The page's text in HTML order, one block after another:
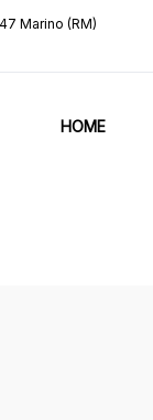
Marino (RM)
HOME